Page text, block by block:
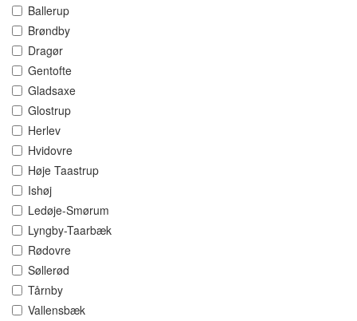
Ballerup
Brøndby
Dragør
Gentofte
Gladsaxe
Glostrup
Herlev
Hvidovre
Høje Taastrup
Ishøj
Ledøje-Smørum
Lyngby-Taarbæk
Rødovre
Søllerød
Tårnby
Vallensbæk